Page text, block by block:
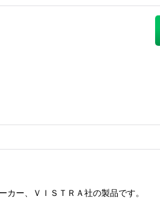
カー、ＶＩＳＴＲＡ社の製品です。